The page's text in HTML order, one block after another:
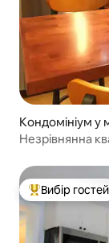
Кондомініум у
Незрівнянна
Топ вибір
Вибір гостей